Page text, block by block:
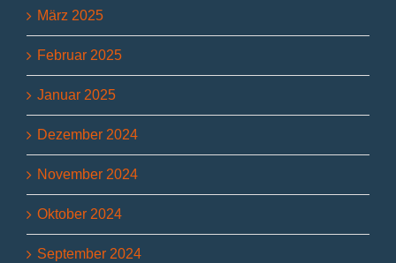
März 2025
Februar 2025
Januar 2025
Dezember 2024
November 2024
Oktober 2024
September 2024